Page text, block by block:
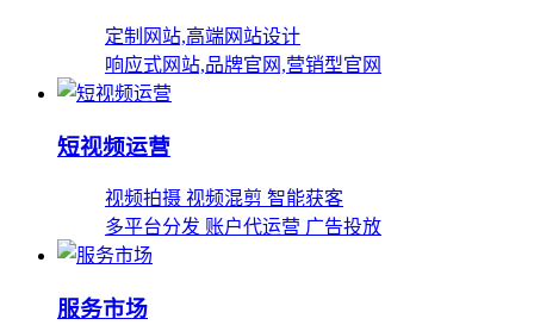
定制网站,高端网站设计
响应式网站,品牌官网,营销型官网
短视频运营
视频拍摄 视频混剪 智能获客
多平台分发 账户代运营 广告投放
服务市场